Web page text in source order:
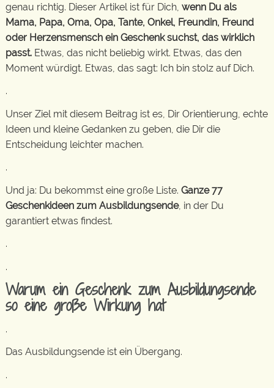
genau richtig. Dieser Artikel ist für Dich, wenn Du als
Mama, Papa, Oma, Opa, Tante, Onkel, Freundin, Freund
oder Herzensmensch ein Geschenk suchst, das wirklich
passt. Etwas, das nicht beliebig wirkt. Etwas, das den
Moment würdigt. Etwas, das sagt: Ich bin stolz auf Dich.
.
Unser Ziel mit diesem Beitrag ist es, Dir Orientierung, echte
Ideen und kleine Gedanken zu geben, die Dir die
Entscheidung leichter machen.
.
Und ja: Du bekommst eine große Liste. Ganze 77
Geschenkideen zum Ausbildungsende, in der Du
garantiert etwas findest.
.
.
Warum ein Geschenk zum Ausbildungsende
so eine große Wirkung hat
.
Das Ausbildungsende ist ein Übergang.
.